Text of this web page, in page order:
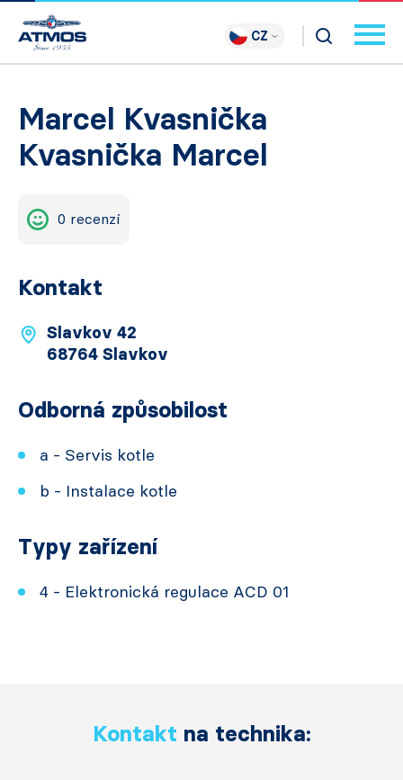
CZ
Marcel Kvasnička
Kvasnička Marcel
0 recenzí
Kontakt
Slavkov 42
68764 Slavkov
Odborná způsobilost
a - Servis kotle
b - Instalace kotle
Typy zařízení
4 - Elektronická regulace ACD 01
Kontakt na technika: